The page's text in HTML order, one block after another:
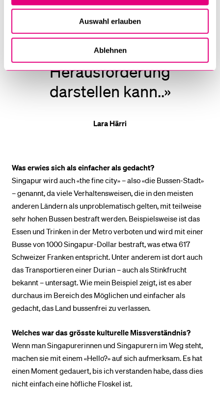
Auswahl erlauben
Ablehnen
Stunden lang, was
besonders am
Abend eine
Herausforderung
darstellen kann..»
Lara Härri
Was erwies sich als einfacher als gedacht?
Singapur wird auch «the fine city» – also «die Bussen-Stadt»
– genannt, da viele Verhaltensweisen, die in den meisten
anderen Ländern als unproblematisch gelten, mit teilweise
sehr hohen Bussen bestraft werden. Beispielsweise ist das
Essen und Trinken in der Metro verboten und wird mit einer
Busse von 1000 Singapur-Dollar bestraft, was etwa 617
Schweizer Franken entspricht. Unter anderem ist dort auch
das Transportieren einer Durian – auch als Stinkfrucht
bekannt – untersagt. Wie mein Beispiel zeigt, ist es aber
durchaus im Bereich des Möglichen und einfacher als
gedacht, das Land bussenfrei zu verlassen.
Welches war das grösste kulturelle Missverständnis?
Wenn man Singapurerinnen und Singapurern im Weg steht,
machen sie mit einem «Hello?» auf sich aufmerksam. Es hat
einen Moment gedauert, bis ich verstanden habe, dass dies
nicht einfach eine höfliche Floskel ist.